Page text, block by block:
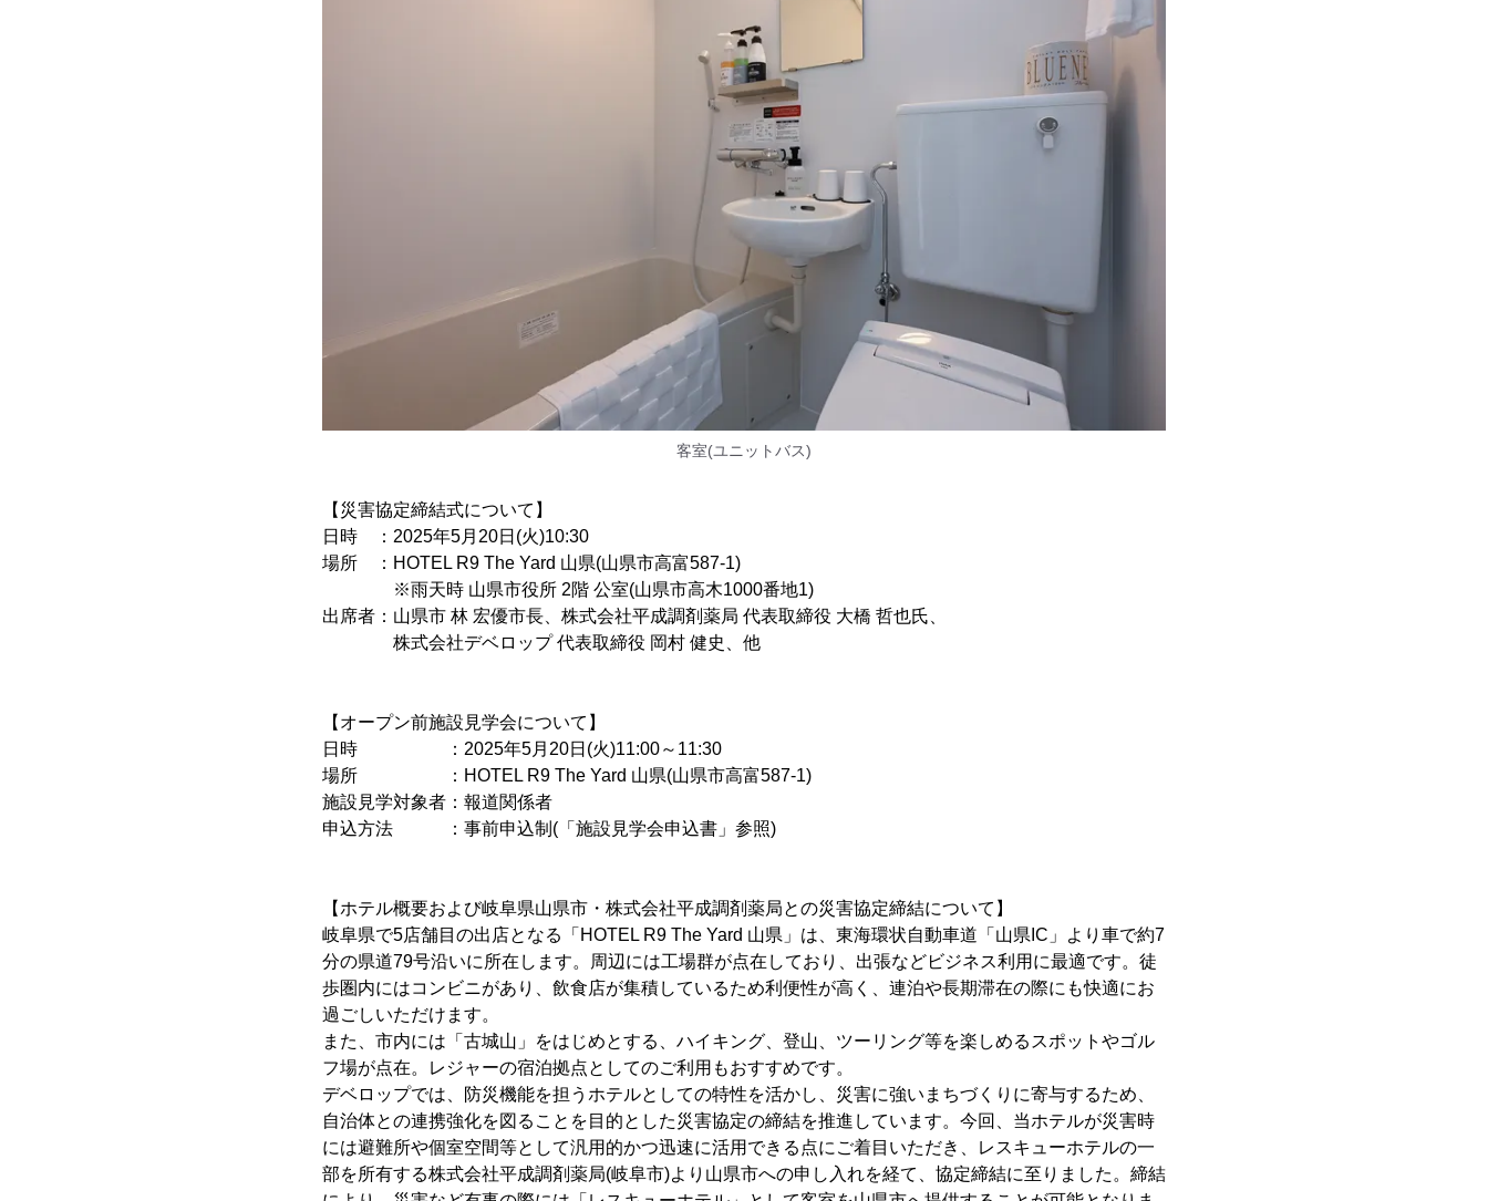
客室(ユニットバス)
【災害協定締結式について】
日時 ：2025年5月20日(火)10:30
場所 ：HOTEL R9 The Yard 山県(山県市高富587-1)
※雨天時 山県市役所 2階 公室(山県市高木1000番地1)
出席者：山県市 林 宏優市長、株式会社平成調剤薬局 代表取締役 大橋 哲也氏、
株式会社デベロップ 代表取締役 岡村 健史、他
【オープン前施設見学会について】
日時 ：2025年5月20日(火)11:00～11:30
場所 ：HOTEL R9 The Yard 山県(山県市高富587-1)
施設見学対象者：報道関係者
申込方法 ：事前申込制(「施設見学会申込書」参照)
【ホテル概要および岐阜県山県市・株式会社平成調剤薬局との災害協定締結について】
岐阜県で5店舗目の出店となる「HOTEL R9 The Yard 山県」は、東海環状自動車道「山県IC」より車で約7
分の県道79号沿いに所在します。周辺には工場群が点在しており、出張などビジネス利用に最適です。徒
歩圏内にはコンビニがあり、飲食店が集積しているため利便性が高く、連泊や長期滞在の際にも快適にお
過ごしいただけます。
また、市内には「古城山」をはじめとする、ハイキング、登山、ツーリング等を楽しめるスポットやゴル
フ場が点在。レジャーの宿泊拠点としてのご利用もおすすめです。
デベロップでは、防災機能を担うホテルとしての特性を活かし、災害に強いまちづくりに寄与するため、
自治体との連携強化を図ることを目的とした災害協定の締結を推進しています。今回、当ホテルが災害時
には避難所や個室空間等として汎用的かつ迅速に活用できる点にご着目いただき、レスキューホテルの一
部を所有する株式会社平成調剤薬局(岐阜市)より山県市への申し入れを経て、協定締結に至りました。締結